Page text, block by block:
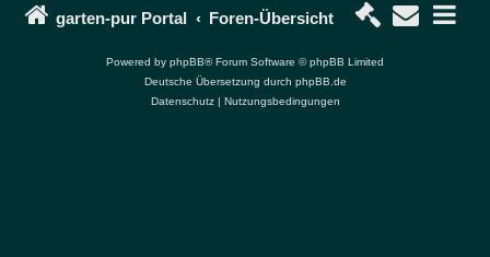
garten-pur Portal Foren-Übersicht
Powered by phpBB® Forum Software © phpBB Limited
Deutsche Übersetzung durch phpBB.de
Datenschutz| Nutzungsbedingungen